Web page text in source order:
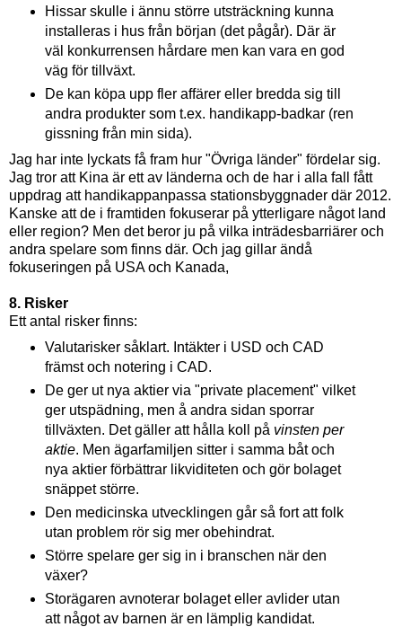
Hissar skulle i ännu större utsträckning kunna
installeras i hus från början (det pågår). Där är
väl konkurrensen hårdare men kan vara en god
väg för tillväxt.
De kan köpa upp fler affärer eller bredda sig till
andra produkter som t.ex. handikapp-badkar (ren
gissning från min sida).
Jag har inte lyckats få fram hur "Övriga länder" fördelar sig.
Jag tror att Kina är ett av länderna och de har i alla fall fått
uppdrag att handikappanpassa stationsbyggnader där 2012.
Kanske att de i framtiden fokuserar på ytterligare något land
eller region? Men det beror ju på vilka inträdesbarriärer och
andra spelare som finns där. Och jag gillar ändå
fokuseringen på USA och Kanada,
8. Risker
Ett antal risker finns:
Valutarisker såklart. Intäkter i USD och CAD
främst och notering i CAD.
De ger ut nya aktier via "private placement" vilket
ger utspädning, men å andra sidan sporrar
tillväxten. Det gäller att hålla koll på vinsten per
aktie. Men ägarfamiljen sitter i samma båt och
nya aktier förbättrar likviditeten och gör bolaget
snäppet större.
Den medicinska utvecklingen går så fort att folk
utan problem rör sig mer obehindrat.
Större spelare ger sig in i branschen när den
växer?
Storägaren avnoterar bolaget eller avlider utan
att något av barnen är en lämplig kandidat.